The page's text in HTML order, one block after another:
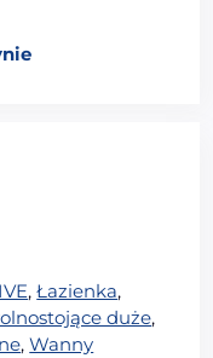
,Łazienka,
duże,
,Wanny